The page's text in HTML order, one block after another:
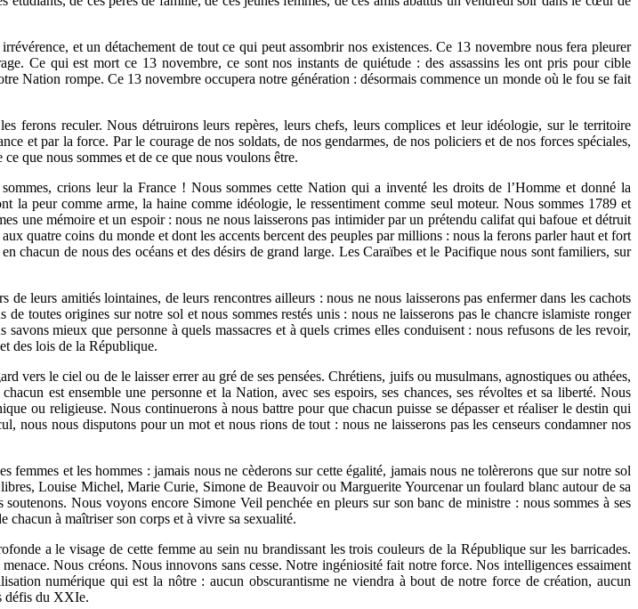
et un détachement de tout ce qui peut assombrir nos existences. Ce 13 novembre nous fera pleurer
Ce qui est mort ce 13 novembre, ce sont nos instants de quiétude : des assassins les ont pris pour cible
Nation rompe. Ce 13 novembre occupera notre génération : désormais commence un monde où le fou se fait
ferons reculer. Nous détruirons leurs repères, leurs chefs, leurs complices et leur idéologie, sur le territoire
et par la force. Par le courage de nos soldats, de nos gendarmes, de nos policiers et de nos forces spéciales,
que nous sommes et de ce que nous voulons être.
crions leur la France ! Nous sommes cette Nation qui a inventé les droits de l’Homme et donné la
la peur comme arme, la haine comme idéologie, le ressentiment comme seul moteur. Nous sommes 1789 et
une mémoire et un espoir : nous ne nous laisserons pas intimider par un prétendu califat qui bafoue et détruit
quatre coins du monde et dont les accents bercent des peuples par millions : nous la ferons parler haut et fort
chacun de nous des océans et des désirs de grand large. Les Caraïbes et le Pacifique nous sont familiers, sur
leurs amitiés lointaines, de leurs rencontres ailleurs : nous ne nous laisserons pas enfermer dans les cachots
toutes origines sur notre sol et nous sommes restés unis : nous ne laisserons pas le chancre islamiste ronger
mieux que personne à quels massacres et à quels crimes elles conduisent : nous refusons de les revoir,
des lois de la République.
vers le ciel ou de le laisser errer au gré de ses pensées. Chrétiens, juifs ou musulmans, agnostiques ou athées,
est ensemble une personne et la Nation, avec ses espoirs, ses chances, ses révoltes et sa liberté. Nous
ou religieuse. Nous continuerons à nous battre pour que chacun puisse se dépasser et réaliser le destin qui
nous nous disputons pour un mot et nous rions de tout : nous ne laisserons pas les censeurs condamner nos
et les hommes : jamais nous ne cèderons sur cette égalité, jamais nous ne tolèrerons que sur notre sol
Louise Michel, Marie Curie, Simone de Beauvoir ou Marguerite Yourcenar un foulard blanc autour de sa
Nous voyons encore Simone Veil penchée en pleurs sur son banc de ministre : nous sommes à ses
chacun à maîtriser son corps et à vivre sa sexualité.
a le visage de cette femme au sein nu brandissant les trois couleurs de la République sur les barricades.
Nous créons. Nous innovons sans cesse. Notre ingéniosité fait notre force. Nos intelligences essaiment
numérique qui est la nôtre : aucun obscurantisme ne viendra à bout de notre force de création, aucun
défis du XXIe.